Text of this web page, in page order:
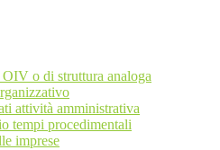
o di struttura analoga
attività amministrativa
tempi procedimentali
imprese